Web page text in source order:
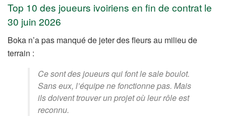
Top 10 des joueurs ivoiriens en fin de contrat le
30 juin 2026
Boka n’a pas manqué de jeter des fleurs au milieu de
terrain :
Ce sont des joueurs qui font le sale boulot.
Sans eux, l’équipe ne fonctionne pas. Mais
ils doivent trouver un projet où leur rôle est
reconnu.